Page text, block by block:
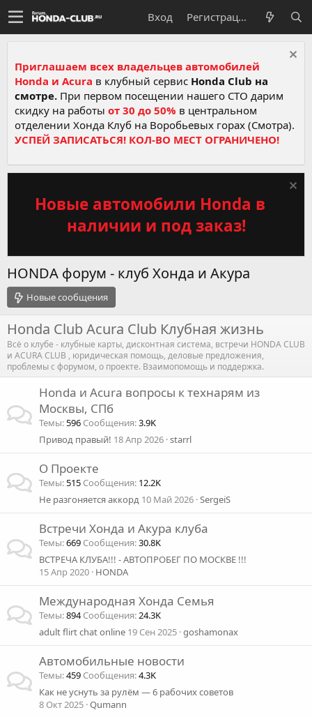
Вход Регистрация
Приглашаем всех владельцев автомобилей
Honda и Acura в клубный сервис Honda Club на
смотре. При первом посещении нашего СТО дарим
скидку на работы от 30 до 50% в центральном
отделении Хонда Клуб на Воробьевых горах (Смотра).
УСПЕЙ ЗАПИСАТЬСЯ! КОЛ-ВО МЕСТ ОГРАНИЧЕНО!
Новые автомобили Honda в
наличии и под заказ!
HONDA форум - клуб Хонда и Акура
Новые сообщения
Honda Club Acura Club Клубная жизнь
Всё о клубе - клубные карты, дисконтная система, встречи HONDA CLUB
и ACURA CLUB , юридическая помощь, деловые предложения,
проблемы с форумом, о проекте. Взаимопомощь и поддержка.
Honda и Acura вопросы к технарям из
Москвы, СПб
Темы 596 Сообщения 3.9K
Привод правый! 18 Апр 2026 starrl
О Проекте
Темы 515 Сообщения 12.2K
Не разгоняется аккорд 10 Май 2026 SergeiS
Встречи Хонда и Акура клуба
Темы 669 Сообщения 30.8K
ВСТРЕЧА КЛУБА!!! - АВТОПРОБЕГ ПО МОСКВЕ !!!
15 Апр 2020 HONDA
Международная Хонда Семья
Темы 894 Сообщения 24.3K
adult flirt chat online 19 Сен 2025 goshamonax
Автомобильные новости
Темы 459 Сообщения 4.3K
Как не уснуть за рулём — 6 рабочих советов
8 Окт 2025 Qumann